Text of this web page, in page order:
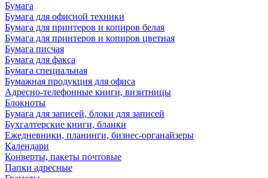
Бумага
Бумага для офисной техники
Бумага для принтеров и копиров белая
Бумага для принтеров и копиров цветная
Бумага писчая
Бумага для факса
Бумага специальная
Бумажная продукция для офиса
Адресно-телефонные книги, визитницы
Блокноты
Бумага для записей, блоки для записей
Бухгалтерские книги, бланки
Ежедневники, планинги, бизнес-органайзеры
Календари
Конверты, пакеты почтовые
Папки адресные